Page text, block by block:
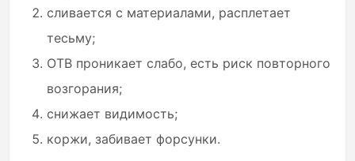
сливается с материалами, расплетает
тесьму;
ОТВ проникает слабо, есть риск повторного
возгорания;
снижает видимость;
коржи, забивает форсунки.